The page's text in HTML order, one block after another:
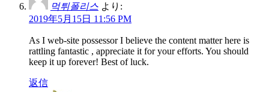
먹튀폴리스 より:
2019年5月15日 11:56 PM
As I web-site possessor I believe the content matter here is
rattling fantastic , appreciate it for your efforts. You should
keep it up forever! Best of luck.
返信